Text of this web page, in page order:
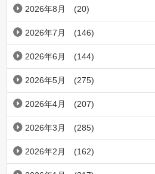
2026年8月 (20)
2026年7月 (146)
2026年6月 (144)
2026年5月 (275)
2026年4月 (207)
2026年3月 (285)
2026年2月 (162)